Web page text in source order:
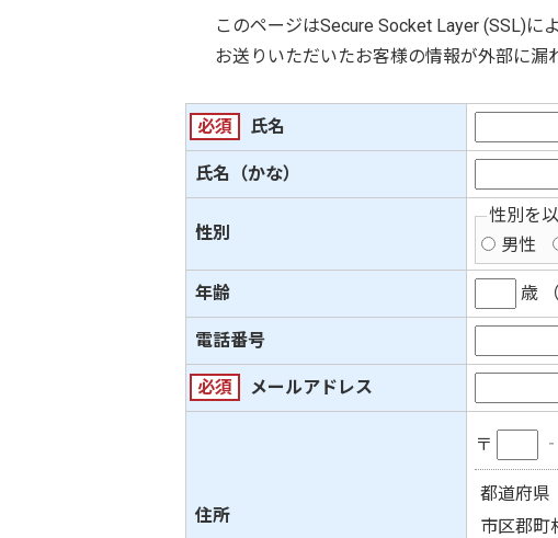
このページはSecure Socket Layer (SSL)に
お送りいただいたお客様の情報が外部に漏
必須 氏名
氏名（かな）
性別
性別を
男性
年齢 歳
電話番号
必須 メールアドレス
住所
〒 ‐
都道府県
市区郡町